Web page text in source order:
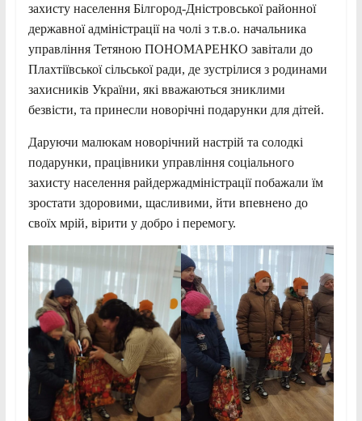
захисту населення Білгород-Дністровської районної
державної адміністрації на чолі з т.в.о. начальника
управління Тетяною ПОНОМАРЕНКО завітали до
Плахтіївської сільської ради, де зустрілися з родинами
захисників України, які вважаються зниклими
безвісти, та принесли новорічні подарунки для дітей.
Даруючи малюкам новорічний настрій та солодкі
подарунки, працівники управління соціального
захисту населення райдержадміністрації побажали їм
зростати здоровими, щасливими, йти впевнено до
своїх мрій, вірити у добро і перемогу.